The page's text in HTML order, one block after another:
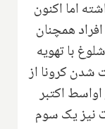
اما اکنون
همچنان
با تهویه
شدن کرونا از
به ۱ درصد در اواسط اکتبر
نیز یک سوم